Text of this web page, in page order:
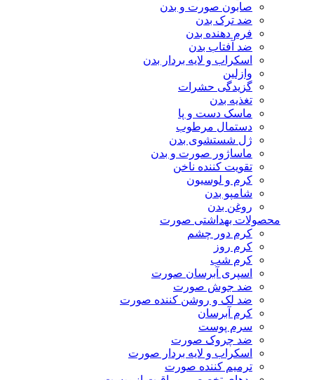
صابون صورت و بدن
ضد ترک بدن
فرم دهنده بدن
ضد آفتاب بدن
اسکراب و لایه بردار بدن
وازلین
گزیدگی حشرات
تغذیه بدن
ماسک دست و پا
دستمال مرطوب
ژل شستشوی بدن
ماساژور صورت و بدن
تقویت کننده ناخن
کرم و لوسیون
شامپو بدن
روغن بدن
محصولات بهداشتی صورت
کرم دور چشم
کرم روز
کرم شب
اسپری آبرسان صورت
ضد جوش صورت
ضد لک و روشن کننده صورت
کرم آبرسان
سرم پوست
ضد چروک صورت
اسکراب و لایه بردار صورت
ترمیم کننده صورت